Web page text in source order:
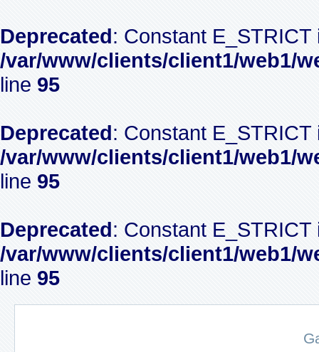
Deprecated: Constant
/var/www/clients/client1/web1/
line 95
Deprecated: Constant
/var/www/clients/client1/web1/
line 95
Deprecated: Constant
/var/www/clients/client1/web1/
line 95